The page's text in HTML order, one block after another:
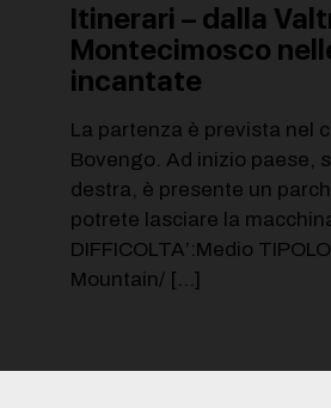
Itinerari – dalla
Montecimosco
incantate
La partenza è prevista nel
Bovengo. Ad inizio paese,
destra, è presente un
potrete lasciare la
DIFFICOLTA’:Medio
Mountain/[…]